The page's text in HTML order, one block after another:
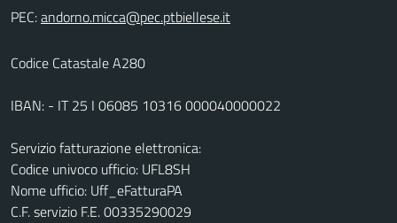
PEC:
Codice Catastale A280
IBAN: - IT 25 I 06085 10316 000040000022
Servizio fatturazione elettronica:
Codice univoco ufficio: UFL8SH
Nome ufficio: Uff_eFatturaPA
C.F. servizio F.E. 00335290029